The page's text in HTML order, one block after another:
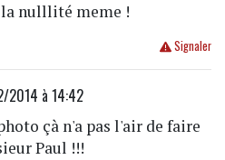
nulllité meme !
Signaler
2014 à 14:42
çà n'a pas l'air de faire
Paul !!!